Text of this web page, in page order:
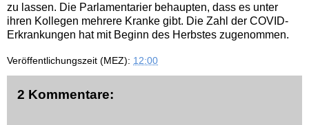
zu lassen. Die Parlamentarier behaupten, dass es unter
ihren Kollegen mehrere Kranke gibt. Die Zahl der COVID-
Erkrankungen hat mit Beginn des Herbstes zugenommen.
Veröffentlichungszeit (MEZ): 12:00
2 Kommentare: